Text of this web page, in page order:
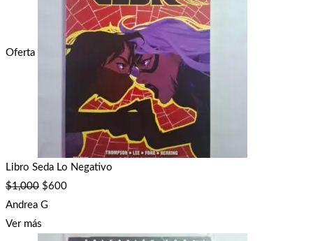
Oferta
Libro Seda Lo Negativo
$1,000 $600
Andrea G
Ver más